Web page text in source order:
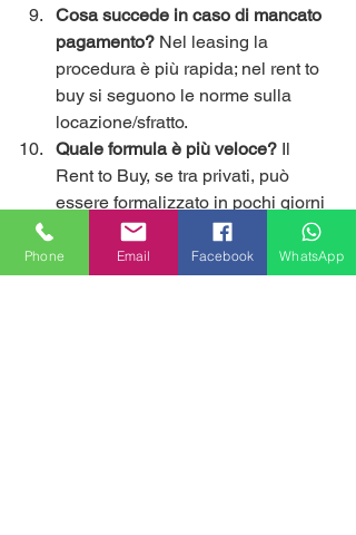
Cosa succede in caso di mancato
pagamento? Nel leasing la
procedura è più rapida; nel rent to
buy si seguono le norme sulla
locazione/sfratto.
Quale formula è più veloce? Il
Rent to Buy, se tra privati, può
essere formalizzato in pochi giorni
dal notaio.
Sei un proprietario e non sai se
Phone Email Facebook WhatsApp